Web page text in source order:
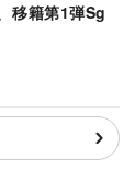
移籍第1弾Sg